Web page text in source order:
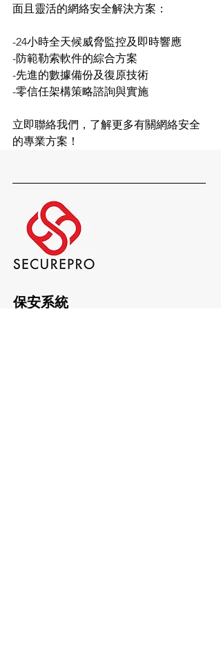
面且靈活的網絡安全解決方案：
-24小時全天候威脅監控及即時響應
-防範勒索軟件的綜合方案
-先進的數據備份及復原技術
-零信任架構策略諮詢與實施
立即聯絡我們，了解更多有關網絡安全
的專業方案！
保安系統